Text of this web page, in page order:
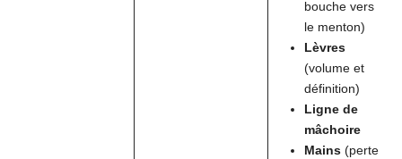
bouche vers
le menton)
Lèvres
(volume et
définition)
Ligne de
mâchoire
Mains (perte